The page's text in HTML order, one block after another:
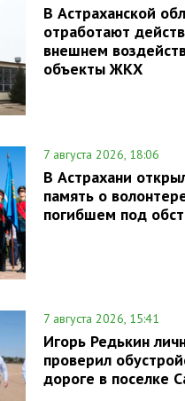
В Астраханской
отработают
внешнем
объекты ЖКХ
7 августа 2026, 18:06
В Астрахани
память о
погибшем под
7 августа 2026, 15:41
Игорь Редькин
проверил
дороге в поселке